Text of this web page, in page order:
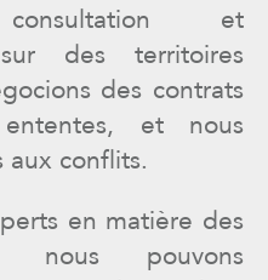
et
sur des territoires
des contrats
et nous
aux conflits.
en matière des
nous pouvons